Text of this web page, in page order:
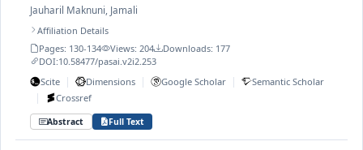
Jauharil Maknuni, Jamali
Affiliation Details
Pages: 130-134
Views: 204
Downloads: 177
DOI:10.58477/pasai.v2i2.253
Scite | Dimensions | Google Scholar | Semantic Scholar
| Crossref
Abstract Full Text